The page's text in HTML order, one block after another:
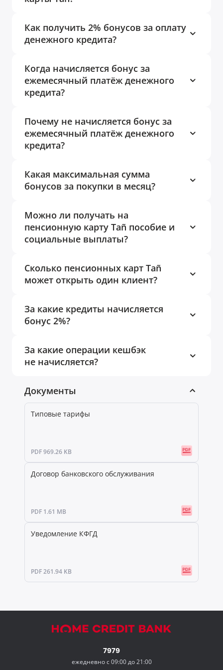
Как получить 2% бонусов за оплату
денежного кредита?
Когда начисляется бонус за
ежемесячный платёж денежного
кредита?
Почему не начисляется бонус за
ежемесячный платёж денежного
кредита?
Какая максимальная сумма
бонусов за покупки в месяц?
Можно ли получать на
пенсионную карту Tañ пособие и
социальные выплаты?
Сколько пенсионных карт Tañ
может открыть один клиент?
За какие кредиты начисляется
бонус 2%?
За какие операции кешбэк
не начисляется?
Документы
Типовые тарифы
PDF 969.26 KB
Договор банковского обслуживания
PDF 1.61 MB
Уведомление КФГД
PDF 261.94 KB
7979
ежедневно с 09:00 до 21:00